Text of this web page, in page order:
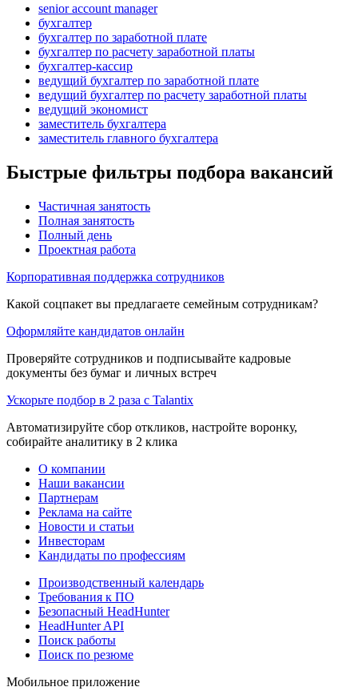
senior account manager
бухгалтер
бухгалтер по заработной плате
бухгалтер по расчету заработной платы
бухгалтер-кассир
ведущий бухгалтер по заработной плате
ведущий бухгалтер по расчету заработной платы
ведущий экономист
заместитель бухгалтера
заместитель главного бухгалтера
Быстрые фильтры подбора вакансий
Частичная занятость
Полная занятость
Полный день
Проектная работа
Корпоративная поддержка сотрудников
Какой соцпакет вы предлагаете семейным сотрудникам?
Оформляйте кандидатов онлайн
Проверяйте сотрудников и подписывайте кадровые
документы без бумаг и личных встреч
Ускорьте подбор в 2 раза с Talantix
Автоматизируйте сбор откликов, настройте воронку,
собирайте аналитику в 2 клика
О компании
Наши вакансии
Партнерам
Реклама на сайте
Новости и статьи
Инвесторам
Кандидаты по профессиям
Производственный календарь
Требования к ПО
Безопасный HeadHunter
HeadHunter API
Поиск работы
Поиск по резюме
Мобильное приложение